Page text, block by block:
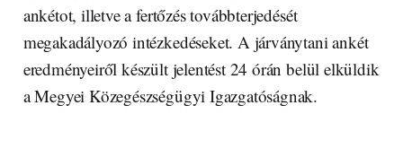
ankétot, illetve a fertőzés továbbterjedését
megakadályozó intézkedéseket. A járványtani ankét
eredményeiről készült jelentést 24 órán belül elküldik
a Megyei Közegészségügyi Igazgatóságnak.